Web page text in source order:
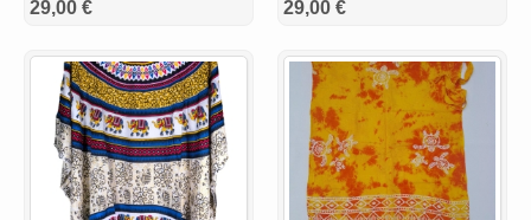
29,00 € 29,00 €